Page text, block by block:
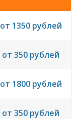
от 1350 рублей
от 350 рублей
от 1800 рублей
от 350 рублей